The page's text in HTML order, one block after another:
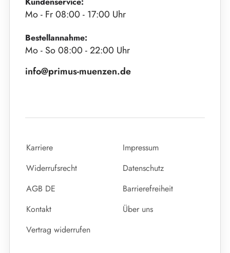
Mo - Fr 08:00 - 17:00 Uhr
Bestellannahme:
Mo - So 08:00 - 22:00 Uhr
info@primus-muenzen.de
Karriere
Impressum
Widerrufsrecht
Datenschutz
AGB DE
Barrierefreiheit
Kontakt
Über uns
Vertrag widerrufen